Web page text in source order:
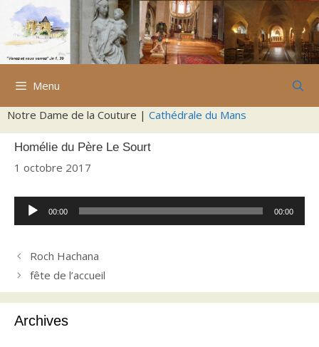
Aller
contenu
Menu
Notre Dame de la Couture | Cathédrale du Mans
Homélie du Père Le Sourt
1 octobre 2017
Lecteur
audio
00:00 00:00
Roch Hachana
fête de l’accueil
Archives